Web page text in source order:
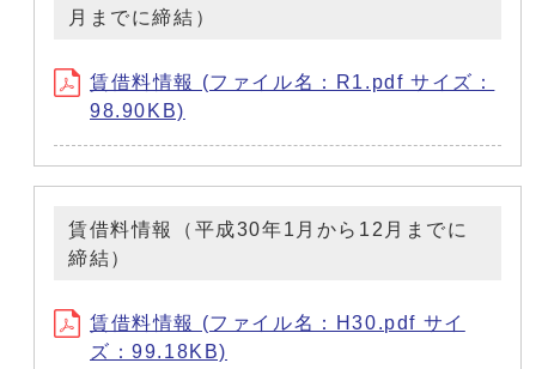
月までに締結）
賃借料情報 (ファイル名：R1.pdf サイズ：
98.90KB)
賃借料情報（平成30年1月から12月までに
締結）
賃借料情報 (ファイル名：H30.pdf サイ
ズ：99.18KB)